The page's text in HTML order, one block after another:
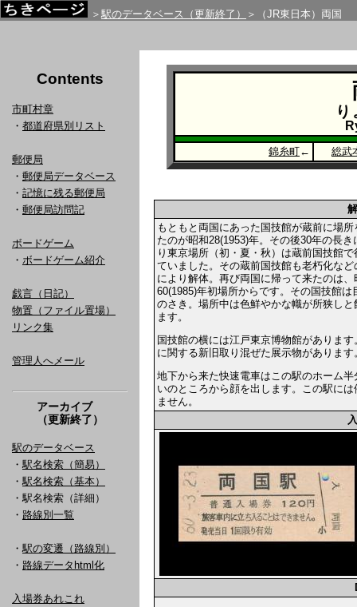
＞ 駅のデータベース（更新終了） ＞（JR東日本）両国
Contents
市町村章
・ 都道府県別リスト
郵便局
・ 郵便局データベース
・ 記憶に残る郵便局
・ 郵便局訪問記
ボードゲーム
・ ボードゲーム紹介
戯言（日記）
物置（ファイル置場）
リンク集
管理人へメール
アーカイブ
（更新終了）
駅のデータベース
・ 駅名検索（簡易）
・ 駅名検索（基本）
・駅名検索（詳細）
・ 路線別一覧
・ 駅の変遷（路線別）
・ 路線データhtml化
入場券あれこれ
り
錦糸町← 総武
もともと両国にあった国技館が蔵前に場所
たのが昭和28(1953)年。その後30年の長き
り東京場所（初・夏・秋）は蔵前国技館で
ていました。その蔵前国技館も老朽化など
により解体。再び両国に帰って来たのは、
60(1985)年初場所からです。その国技館は
のさき。場所中は色鮮やかな幟が所狭しと
ます。
国技館の横には江戸東京博物館があります
に関する新旧取り混ぜた展示物があります
地下から来た快速電車はこの駅のホーム半
いのところから顔を出します。この駅には
ません。